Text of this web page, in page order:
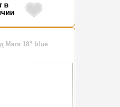
в
Mars 18" blue